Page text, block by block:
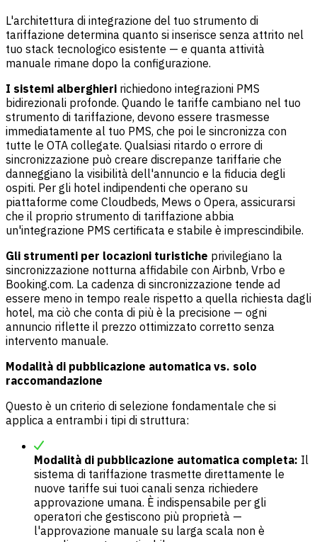
L'architettura di integrazione del tuo strumento di
tariffazione determina quanto si inserisce senza attrito nel
tuo stack tecnologico esistente — e quanta attività
manuale rimane dopo la configurazione.
I sistemi alberghieri richiedono integrazioni PMS
bidirezionali profonde. Quando le tariffe cambiano nel tuo
strumento di tariffazione, devono essere trasmesse
immediatamente al tuo PMS, che poi le sincronizza con
tutte le OTA collegate. Qualsiasi ritardo o errore di
sincronizzazione può creare discrepanze tariffarie che
danneggiano la visibilità dell'annuncio e la fiducia degli
ospiti. Per gli hotel indipendenti che operano su
piattaforme come Cloudbeds, Mews o Opera, assicurarsi
che il proprio strumento di tariffazione abbia
un'integrazione PMS certificata e stabile è imprescindibile.
Gli strumenti per locazioni turistiche privilegiano la
sincronizzazione notturna affidabile con Airbnb, Vrbo e
Booking.com. La cadenza di sincronizzazione tende ad
essere meno in tempo reale rispetto a quella richiesta dagli
hotel, ma ciò che conta di più è la precisione — ogni
annuncio riflette il prezzo ottimizzato corretto senza
intervento manuale.
Modalità di pubblicazione automatica vs. solo
raccomandazione
Questo è un criterio di selezione fondamentale che si
applica a entrambi i tipi di struttura:
Modalità di pubblicazione automatica completa: Il
sistema di tariffazione trasmette direttamente le
nuove tariffe sui tuoi canali senza richiedere
approvazione umana. È indispensabile per gli
operatori che gestiscono più proprietà —
l'approvazione manuale su larga scala non è